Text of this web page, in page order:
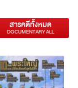
สารคดีทั้งหมด
DOCUMENTARY ALL